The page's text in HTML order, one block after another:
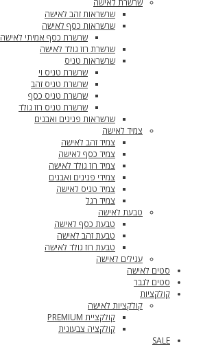
שרשרת לאישה
שרשראות זהב לאישה
שרשראות כסף לאישה
שרשרת כסף אמיתי לאישה
שרשרת רוז גולד לאישה
שרשראות טניס
שרשרת טניס וי
שרשרת טניס זהב
שרשרת טניס כסף
שרשרת טניס רוז גולד
שרשראות פנינים ואבנים
צמיד לאישה
צמיד זהב לאישה
צמיד כסף לאישה
צמיד רוז גולד לאישה
צמידי פנינים ואבנים
צמיד טניס לאישה
צמיד רגל
טבעת לאישה
טבעת כסף לאישה
טבעת זהב לאישה
טבעת רוז גולד לאישה
עגילים לאישה
סטים לאישה
סטים לגבר
קולקציות
קולקציות לאישה
קולקציית PREMIUM
קולקציה צבעונית
SALE